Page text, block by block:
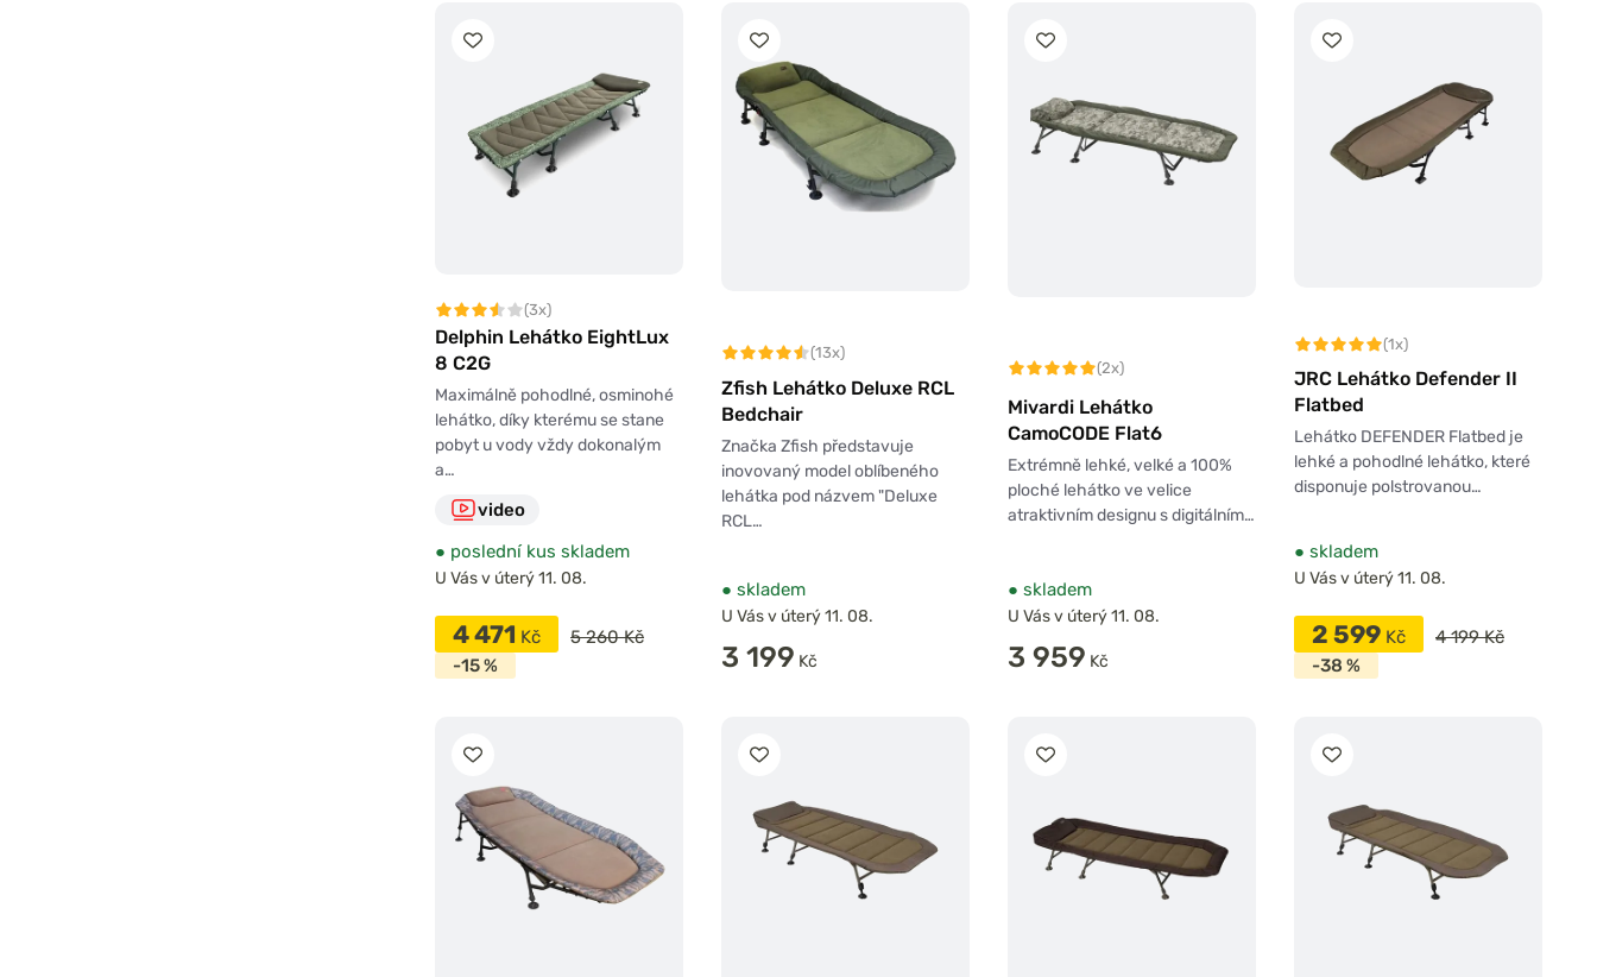
(3x)
Delphin Lehátko EightLux
8 C2G
Maximálně pohodlné, osminohé
lehátko, díky kterému se stane
pobyt u vody vždy dokonalým
a…
video
● poslední kus skladem
U Vás v úterý 11. 08.
4 471 Kč
5 260 Kč
-15 %
(13x)
Zfish Lehátko Deluxe RCL
Bedchair
Značka Zfish představuje
inovovaný model oblíbeného
lehátka pod názvem "Deluxe
RCL…
● skladem
U Vás v úterý 11. 08.
3 199 Kč
(2x)
Mivardi Lehátko
CamoCODE Flat6
Extrémně lehké, velké a 100%
ploché lehátko ve velice
atraktivním designu s digitálním…
● skladem
U Vás v úterý 11. 08.
3 959 Kč
(1x)
JRC Lehátko Defender II
Flatbed
Lehátko DEFENDER Flatbed je
lehké a pohodlné lehátko, které
disponuje polstrovanou…
● skladem
U Vás v úterý 11. 08.
2 599 Kč
4 199 Kč
-38 %